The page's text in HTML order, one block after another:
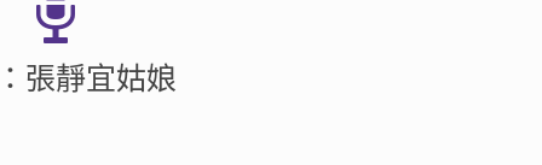
張靜宜姑娘